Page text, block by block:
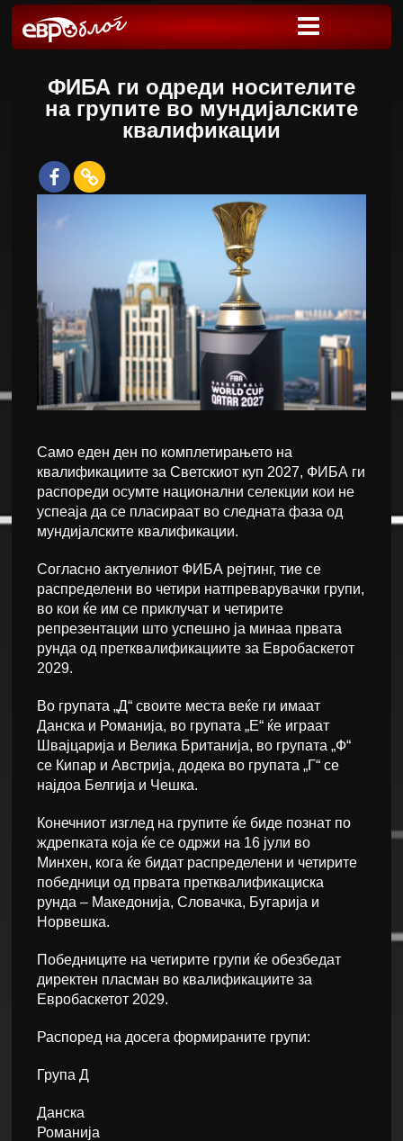
ФИБА ги одреди носителите
на групите во мундијалските
квалификации
Само еден ден по комплетирањето на
квалификациите за Светскиот куп 2027, ФИБА ги
распореди осумте национални селекции кои не
успеаја да се пласираат во следната фаза од
мундијалските квалификации.
Согласно актуелниот ФИБА рејтинг, тие се
распределени во четири натпреварувачки групи,
во кои ќе им се приклучат и четирите
репрезентации што успешно ја минаа првата
рунда од претквалификациите за Евробаскетот
2029.
Во групата „Д“ своите места веќе ги имаат
Данска и Романија, во групата „Е“ ќе играат
Швајцарија и Велика Британија, во групата „Ф“
се Кипар и Австрија, додека во групата „Г“ се
најдоа Белгија и Чешка.
Конечниот изглед на групите ќе биде познат по
ждрепката која ќе се одржи на 16 јули во
Минхен, кога ќе бидат распределени и четирите
победници од првата претквалификациска
рунда – Македонија, Словачка, Бугарија и
Норвешка.
Победниците на четирите групи ќе обезбедат
директен пласман во квалификациите за
Евробаскетот 2029.
Распоред на досега формираните групи:
Група Д
Данска
Романија